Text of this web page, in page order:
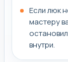
Если люк
мастеру
внутри.